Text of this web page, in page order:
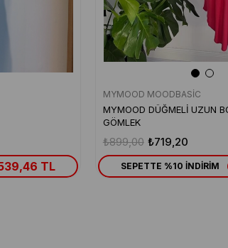
TL
MYMOOD MOODBASİC
MYMOOD DÜĞMELİ UZUN
GÖMLEK
₺719,20
₺899,00
SEPETTE %10 İNDİRİM